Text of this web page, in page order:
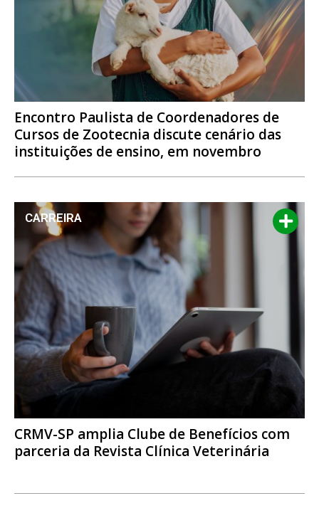
Encontro Paulista de Coordenadores de
Cursos de Zootecnia discute cenário das
instituições de ensino, em novembro
CARREIRA
CRMV-SP amplia Clube de Benefícios com
parceria da Revista Clínica Veterinária